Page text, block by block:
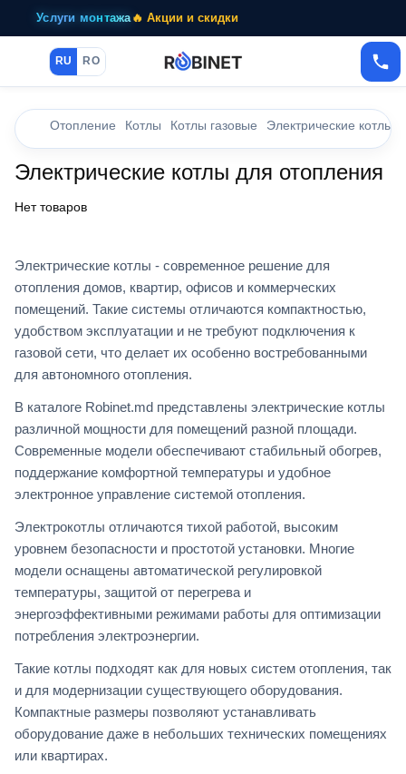
Услуги монтажа🔥 Акции и скидки
RU RO
Отопление Котлы Котлы газовые Электрические котлы
Электрические котлы для отопления
Нет товаров
Электрические котлы - современное решение для
отопления домов, квартир, офисов и коммерческих
помещений. Такие системы отличаются компактностью,
удобством эксплуатации и не требуют подключения к
газовой сети, что делает их особенно востребованными
для автономного отопления.
В каталоге Robinet.md представлены электрические котлы
различной мощности для помещений разной площади.
Современные модели обеспечивают стабильный обогрев,
поддержание комфортной температуры и удобное
электронное управление системой отопления.
Электрокотлы отличаются тихой работой, высоким
уровнем безопасности и простотой установки. Многие
модели оснащены автоматической регулировкой
температуры, защитой от перегрева и
энергоэффективными режимами работы для оптимизации
потребления электроэнергии.
Такие котлы подходят как для новых систем отопления, так
и для модернизации существующего оборудования.
Компактные размеры позволяют устанавливать
оборудование даже в небольших технических помещениях
или квартирах.